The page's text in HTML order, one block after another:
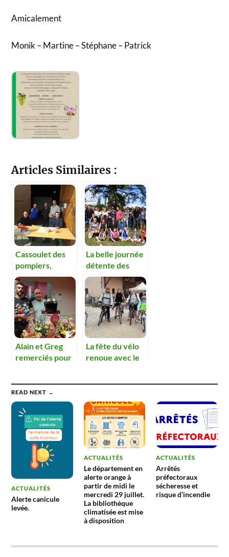
Amicalement
Monik – Martine – Stéphane – Patrick
Articles Similaires :
Cassoulet des
pompiers,
succès assuré !
La belle journée
détente des
pompiers
Alain et Greg
remerciés pour
La fête du vélo
renoue avec le
READ NEXT →
ACTUALITÉS
Alerte canicule
levée.
ACTUALITÉS
Le département en
alerte orange à
partir de midi le
mercredi 29 juillet.
La bibliothèque
climatisée est mise
à disposition
ACTUALITÉS
Arrêtés
préfectoraux
sécheresse et
risque d’incendie